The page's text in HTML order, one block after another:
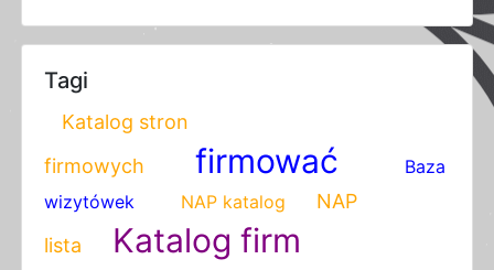
Tagi
Katalog stron
firmowych
firmować
Baza
wizytówek
NAP katalog
NAP
lista
Katalog firm